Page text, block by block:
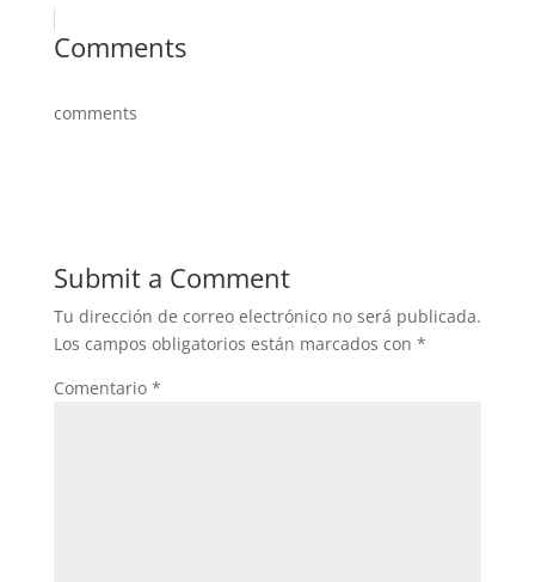
Comments
comments
Submit a Comment
Tu dirección de correo electrónico no será publicada.
Los campos obligatorios están marcados con *
Comentario *